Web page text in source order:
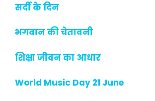
सर्दी के दिन
भगवान की चेतावनी
शिक्षा जीवन का आधार
World Music Day 21 June